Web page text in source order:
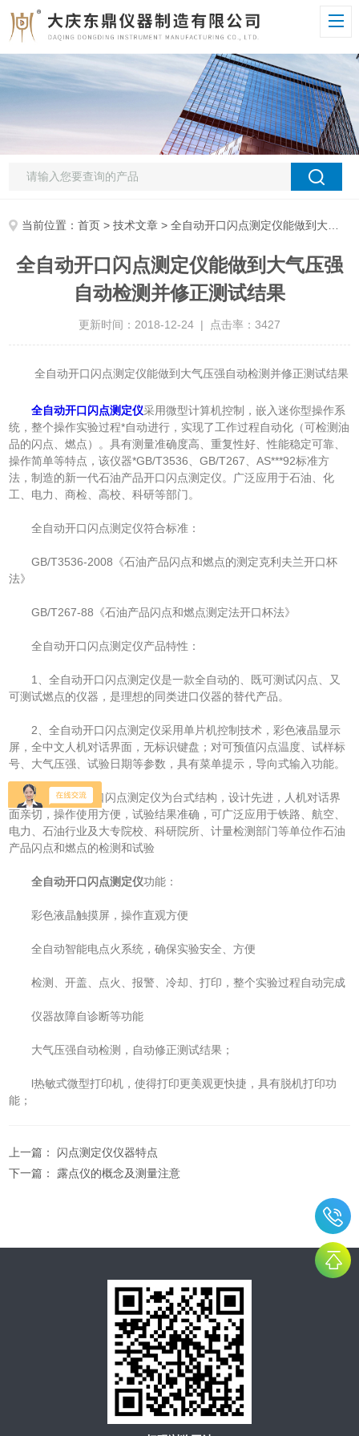
当前位置：首页 >技术文章 > 全自动开口闪点测定仪能做到大气压强自动检测并修正测试结果
全自动开口闪点测定仪能做到大气压强
自动检测并修正测试结果
更新时间：2018-12-24 | 点击率：3427
全自动开口闪点测定仪能做到大气压强自动检测并修正测试结果
全自动开口闪点测定仪采用微型计算机控制，嵌入迷你型操作系
统，整个操作实验过程*自动进行，实现了工作过程自动化（可检测油
品的闪点、燃点）。具有测量准确度高、重复性好、性能稳定可靠、
操作简单等特点，该仪器*GB/T3536、GB/T267、AS***92标准方
法，制造的新一代石油产品开口闪点测定仪。广泛应用于石油、化
工、电力、商检、高校、科研等部门。
全自动开口闪点测定仪符合标准：
GB/T3536-2008《石油产品闪点和燃点的测定克利夫兰开口杯
法》
GB/T267-88《石油产品闪点和燃点测定法开口杯法》
全自动开口闪点测定仪产品特性：
1、全自动开口闪点测定仪是一款全自动的、既可测试闪点、又
可测试燃点的仪器，是理想的同类进口仪器的替代产品。
2、全自动开口闪点测定仪采用单片机控制技术，彩色液晶显示
屏，全中文人机对话界面，无标识键盘；对可预值闪点温度、试样标
号、大气压强、试验日期等参数，具有菜单提示，导向式输入功能。
3、全自动开口闪点测定仪为台式结构，设计先进，人机对话界
面亲切，操作使用方便，试验结果准确，可广泛应用于铁路、航空、
电力、石油行业及大专院校、科研院所、计量检测部门等单位作石油
产品闪点和燃点的检测和试验
全自动开口闪点测定仪功能：
彩色液晶触摸屏，操作直观方便
全自动智能电点火系统，确保实验安全、方便
检测、开盖、点火、报警、冷却、打印，整个实验过程自动完成
仪器故障自诊断等功能
大气压强自动检测，自动修正测试结果；
l热敏式微型打印机，使得打印更美观更快捷，具有脱机打印功
能；
上一篇： 闪点测定仪仪器特点
下一篇： 露点仪的概念及测量注意